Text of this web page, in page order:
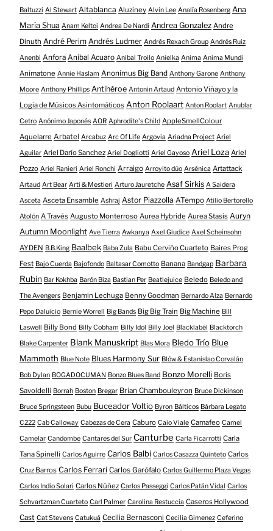
Baltuzzi Al Stewart Altablanca Aluziney Alvin Lee Analía Rosenberg Ana
María Shua Anam Keltoi Andrea De Nardi Andrea Gonzalez Andre
Dinuth André Perim Andrés Ludmer Andrés Rexach Group Andrés Ruiz
Anenbi Anfora Anibal Acuaro Anibal Troilo Anielka Anima Anima Mundi
Animatone Annie Haslam Anonimus Big Band Anthony Garone Anthony
Moore Anthony Phillips Antihéroe Antonin Artaud Antonio Viñayo y la
Logia de Músicos Asintomáticos Anton Roolaart Anton Roolart Anublar
Cetro Anónimo Japonés AOR Aphrodite's Child AppleSmellColour
Aquelarre Arbatel Arcabuz Arc Of Life Argovia Ariadna Project Ariel
Aguilar Ariel Darío Sanchez Ariel Dogliotti Ariel Gayoso Ariel Loza Ariel
Pozzo Ariel Ranieri Ariel Ronchi Arraigo Arroyito dúo Arsénica Artattack
Artaud Art Bear Arti & Mestieri Arturo Jauretche Asaf Sirkis A Saidera
Asceta Asceta Ensamble Ashraj Astor Piazzolla ATempo Atilio Bertorello
Atolón A Través Augusto Monterroso Aurea Hybride Aurea Stasis Auryn
Autumn Moonlight Ave Tierra Awkanya Axel Giudice Axel Scheinsohn
AYDEN B.B.King Baalbek Baba Zula Babu Cerviño Cuarteto Baires Prog
Fest Bajo Cuerda Bajofondo Baltasar Comotto Banana Bandgap Barbara
Rubin Bar Kokhba Barón Biza Bastian Per Beatlejuice Beledo Beledo and
The Avengers Benjamin Lechuga Benny Goodman Bernardo Alza Bernardo
Pepo Daluicio Bernie Worrell Big Bands Big Big Train Big Machine Bill
Laswell Billy Bond Billy Cobham Billy Idol Billy Joel Blacklabél Blacktorch
Blake Carpenter Blank Manuskript Blas Mora Bledo Trío Blue
Mammoth Blue Note Blues Harmony Sur Blöw & Estanislao Corvalán
Bob Dylan BOGADOCUMAN Bonzo Blues Band Bonzo Morelli Boris
Savoldelli Borrah Boston Bregar Brian Chambouleyron Bruce Dickinson
Bruce Springsteen Bubu Buceador Voltio Byron Bálticos Bárbara Legato
C222 Cab Calloway Cabezas de Cera Caburo Caio Viale Camafeo Camel
Camelar Candombe Cantares del Sur Canturbe Carla Ficarrotti Carla
Tana Spinelli Carlos Aguirre Carlos Balbi Carlos Casazza Quinteto Carlos
Cruz Barros Carlos Ferrari Carlos Garófalo Carlos Guillermo Plaza Vegas
Carlos Indio Solari Carlos Núñez Carlos Passeggi Carlos Patán Vidal Carlos
Schvartzman Cuarteto Carl Palmer Carolina Restuccia Caseros Hollywood
Cast Cat Stevens Catukuá Cecilia Bernasconi Cecilia Gimenez Ceferino